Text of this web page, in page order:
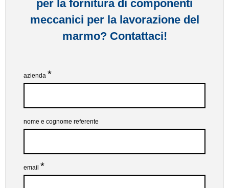
per la fornitura di componenti
meccanici per la lavorazione del
marmo? Contattaci!
azienda *
nome e cognome referente
email *